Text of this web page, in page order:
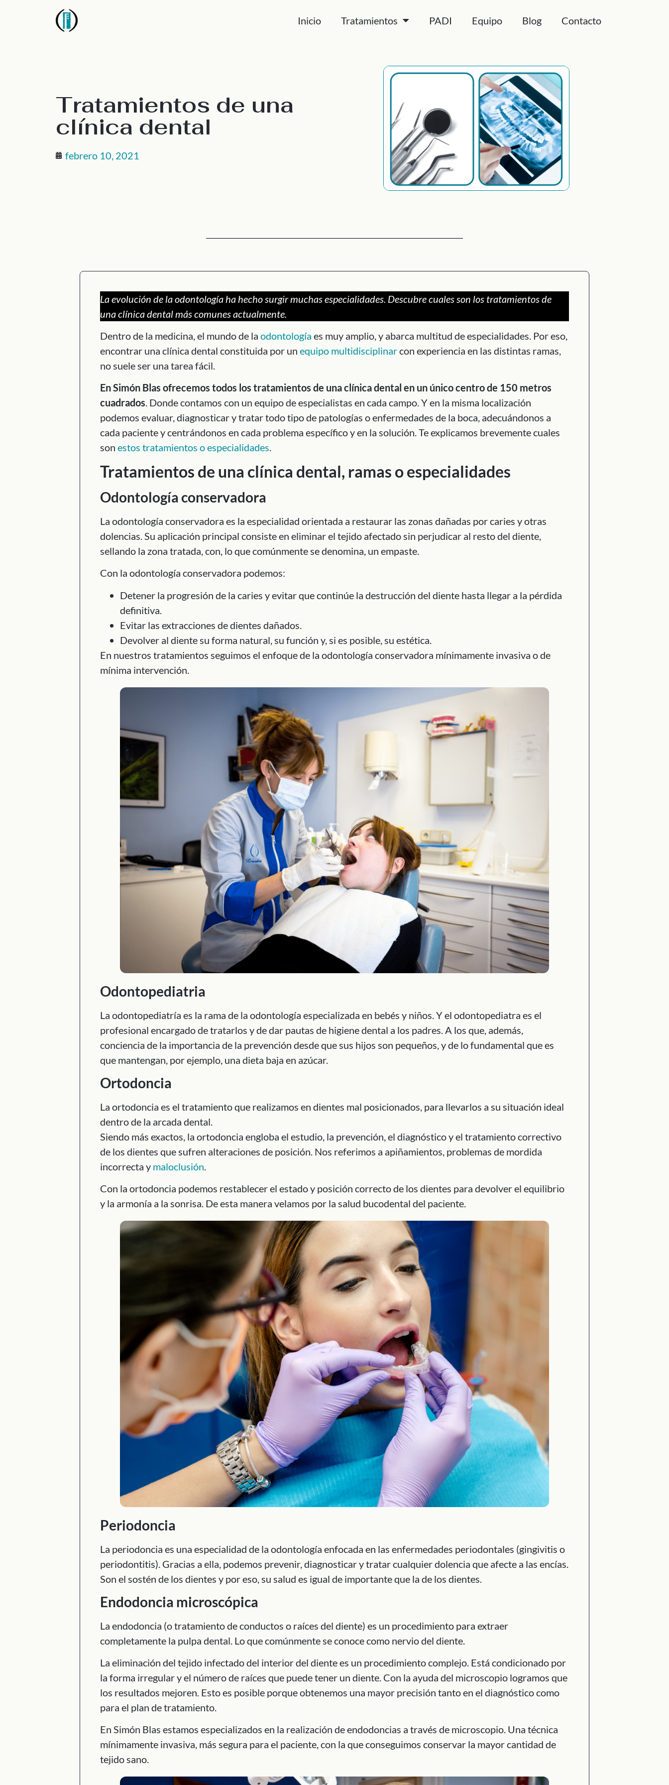
Inicio Tratamientos PADI Equipo Blog Contacto
Tratamientos de una
clínica dental
febrero 10, 2021
La evolución de la odontología ha hecho surgir muchas especialidades. Descubre cuales son los tratamientos de
una clínica dental más comunes actualmente.
Dentro de la medicina, el mundo de la odontología es muy amplio, y abarca multitud de especialidades. Por eso,
encontrar una clínica dental constituida por un equipo multidisciplinarcon experiencia en las distintas ramas,
no suele ser una tarea fácil.
En Simón Blas ofrecemos todos los tratamientos de una clínica dental en un único centro de 150 metros
cuadrados. Donde contamos con un equipo de especialistas en cada campo. Y en la misma localización
podemos evaluar, diagnosticar y tratar todo tipo de patologías o enfermedades de la boca, adecuándonos a
cada paciente y centrándonos en cada problema específico y en la solución. Te explicamos brevemente cuales
son estos tratamientos o especialidades.
Tratamientos de una clínica dental, ramas o especialidades
Odontología conservadora
La odontología conservadora es la especialidad orientada a restaurar las zonas dañadas por caries y otras
dolencias. Su aplicación principal consiste en eliminar el tejido afectado sin perjudicar al resto del diente,
sellando la zona tratada, con, lo que comúnmente se denomina, un empaste.
Con la odontología conservadora podemos:
Detener la progresión de la caries y evitar que continúe la destrucción del diente hasta llegar a la pérdida
definitiva.
Evitar las extracciones de dientes dañados.
Devolver al diente su forma natural, su función y, si es posible, su estética.
En nuestros tratamientos seguimos el enfoque de la odontología conservadora mínimamente invasiva o de
mínima intervención.
Odontopediatria
La odontopediatría es la rama de la odontología especializada en bebés y niños. Y el odontopediatra es el
profesional encargado de tratarlos y de dar pautas de higiene dental a los padres. A los que, además,
conciencia de la importancia de la prevención desde que sus hijos son pequeños, y de lo fundamental que es
que mantengan, por ejemplo, una dieta baja en azúcar.
Ortodoncia
La ortodoncia es el tratamiento que realizamos en dientes mal posicionados, para llevarlos a su situación ideal
dentro de la arcada dental.
Siendo más exactos, la ortodoncia engloba el estudio, la prevención, el diagnóstico y el tratamiento correctivo
de los dientes que sufren alteraciones de posición. Nos referimos a apiñamientos, problemas de mordida
incorrecta y maloclusión.
Con la ortodoncia podemos restablecer el estado y posición correcto de los dientes para devolver el equilibrio
y la armonía a la sonrisa. De esta manera velamos por la salud bucodental del paciente.
Periodoncia
La periodoncia es una especialidad de la odontología enfocada en las enfermedades periodontales (gingivitis o
periodontitis). Gracias a ella, podemos prevenir, diagnosticar y tratar cualquier dolencia que afecte a las encías.
Son el sostén de los dientes y por eso, su salud es igual de importante que la de los dientes.
Endodoncia microscópica
La endodoncia (o tratamiento de conductos o raíces del diente) es un procedimiento para extraer
completamente la pulpa dental. Lo que comúnmente se conoce como nervio del diente.
La eliminación del tejido infectado del interior del diente es un procedimiento complejo. Está condicionado por
la forma irregular y el número de raíces que puede tener un diente. Con la ayuda del microscopio logramos que
los resultados mejoren. Esto es posible porque obtenemos una mayor precisión tanto en el diagnóstico como
para el plan de tratamiento.
En Simón Blas estamos especializados en la realización de endodoncias a través de microscopio. Una técnica
mínimamente invasiva, más segura para el paciente, con la que conseguimos conservar la mayor cantidad de
tejido sano.